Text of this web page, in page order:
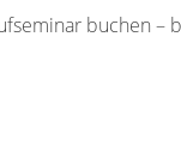
buchen